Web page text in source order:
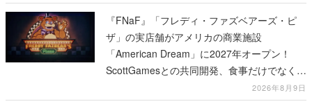
『FNaF』「フレディ・ファズベアーズ・ピ
ザ」の実店舗がアメリカの商業施設
「American Dream」に2027年オープン！
ScottGamesとの共同開発、食事だけでなくス
テージショーや没入型のホラー体験も楽しめ
2026年8月9日